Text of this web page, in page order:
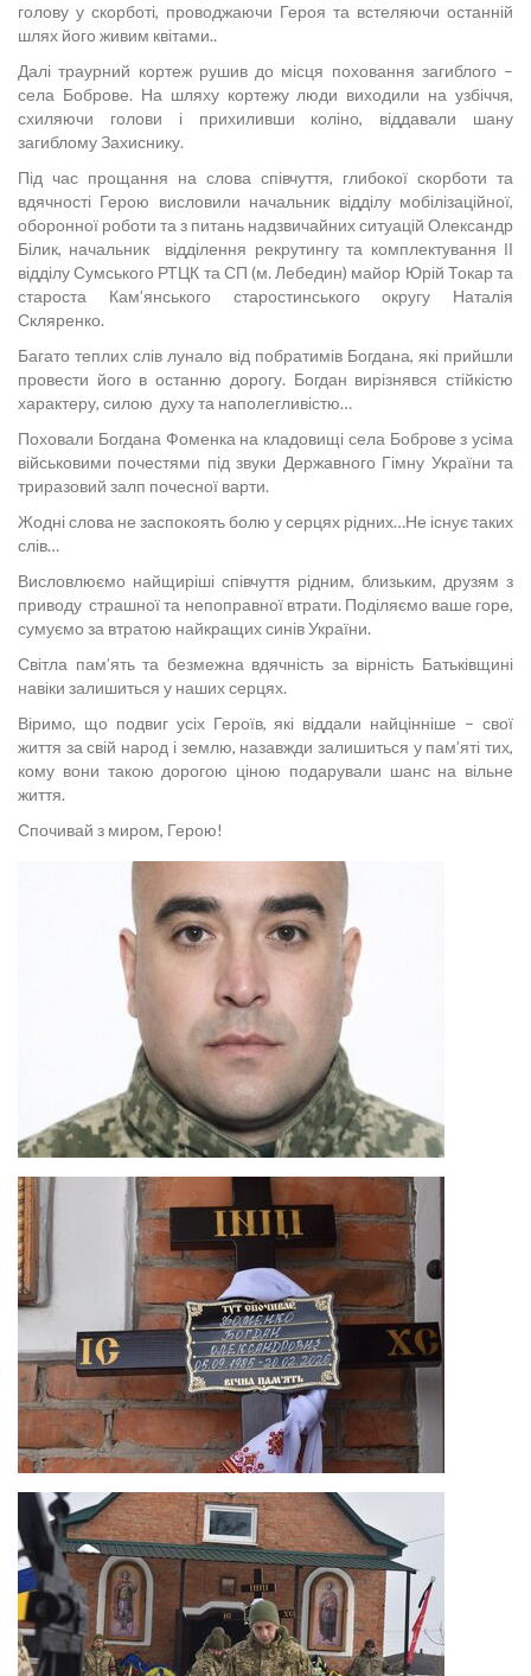
голову у скорботі, проводжаючи Героя та встеляючи останній
шлях його живим квітами..
Далі траурний кортеж рушив до місця поховання загиблого –
села Боброве. На шляху кортежу люди виходили на узбіччя,
схиляючи голови і прихиливши коліно, віддавали шану
загиблому Захиснику.
Під час прощання на слова співчуття, глибокої скорботи та
вдячності Герою висловили начальник відділу мобілізаційної,
оборонної роботи та з питань надзвичайних ситуацій Олександр
Білик, начальник відділення рекрутингу та комплектування ІІ
відділу Сумського РТЦК та СП (м. Лебедин) майор Юрій Токар та
староста Кам’янського старостинського округу Наталія
Скляренко.
Багато теплих слів лунало від побратимів Богдана, які прийшли
провести його в останню дорогу. Богдан вирізнявся стійкістю
характеру, силою духу та наполегливістю…
Поховали Богдана Фоменка на кладовищі села Боброве з усіма
військовими почестями під звуки Державного Гімну України та
триразовий залп почесної варти.
Жодні слова не заспокоять болю у серцях рідних…Не існує таких
слів…
Висловлюємо найщиріші співчуття рідним, близьким, друзям з
приводу страшної та непоправної втрати. Поділяємо ваше горе,
сумуємо за втратою найкращих синів України.
Світла пам’ять та безмежна вдячність за вірність Батьківщині
навіки залишиться у наших серцях.
Віримо, що подвиг усіх Героїв, які віддали найцінніше – свої
життя за свій народ і землю, назавжди залишиться у пам’яті тих,
кому вони такою дорогою ціною подарували шанс на вільне
життя.
Спочивай з миром, Герою!